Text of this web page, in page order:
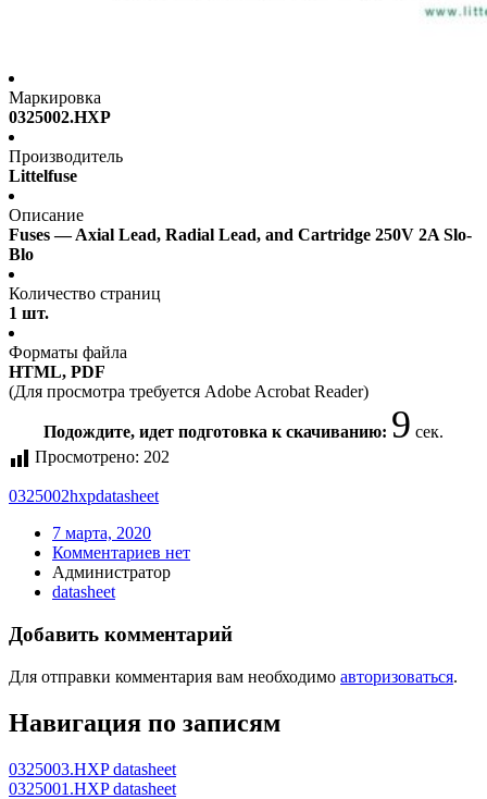
Маркировка
0325002.HXP
Производитель
Littelfuse
Описание
Fuses — Axial Lead, Radial Lead, and Cartridge 250V 2A Slo-
Blo
Количество страниц
1 шт.
Форматы файла
HTML, PDF
(Для просмотра требуется Adobe Acrobat Reader)
Подождите, идет подготовка к скачиванию: 9 сек.
Просмотрено: 202
0325002hxpdatasheet
7 марта, 2020
Комментариев нет
Администратор
datasheet
Добавить комментарий
Для отправки комментария вам необходимо авторизоваться.
Навигация по записям
0325003.HXP datasheet
0325001.HXP datasheet